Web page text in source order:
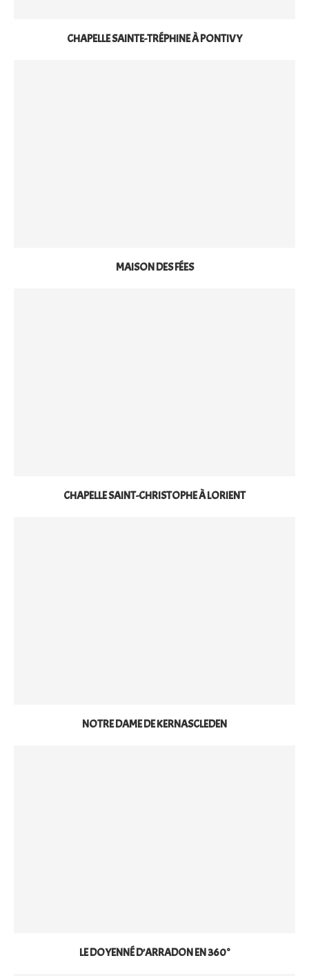
CHAPELLE SAINTE-TRÉPHINE À PONTIVY
MAISON DES FÉES
CHAPELLE SAINT-CHRISTOPHE À LORIENT
NOTRE DAME DE KERNASCLEDEN
LE DOYENNÉ D’ARRADON EN 360°